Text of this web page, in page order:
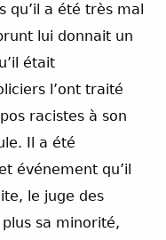
qu’il a été très mal
lui donnait un
était
l’ont traité
racistes à son
Il a été
événement qu’il
le juge des
sa minorité,